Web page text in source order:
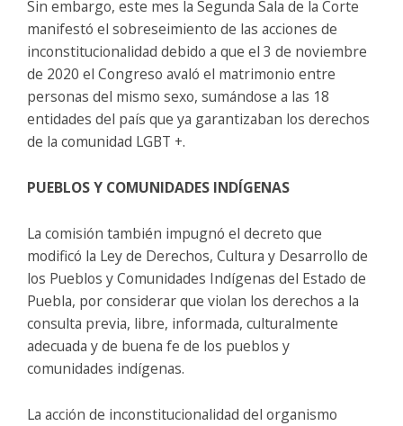
Sin embargo, este mes la Segunda Sala de la Corte
manifestó el sobreseimiento de las acciones de
inconstitucionalidad debido a que el 3 de noviembre
de 2020 el Congreso avaló el matrimonio entre
personas del mismo sexo, sumándose a las 18
entidades del país que ya garantizaban los derechos
de la comunidad LGBT +.
PUEBLOS Y COMUNIDADES INDÍGENAS
La comisión también impugnó el decreto que
modificó la Ley de Derechos, Cultura y Desarrollo de
los Pueblos y Comunidades Indígenas del Estado de
Puebla, por considerar que violan los derechos a la
consulta previa, libre, informada, culturalmente
adecuada y de buena fe de los pueblos y
comunidades indígenas.
La acción de inconstitucionalidad del organismo